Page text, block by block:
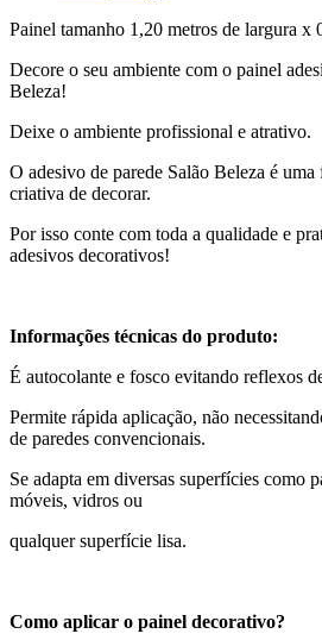
Painel tamanho 1,20 metros de largura x
Decore o seu ambiente com o painel
Beleza!
Deixe o ambiente profissional e atrativo.
O adesivo de parede Salão Beleza é
criativa de decorar.
Por isso conte com toda a qualidade e
adesivos decorativos!
Informações técnicas do produto:
É autocolante e fosco evitando reflexos
Permite rápida aplicação, não
de paredes convencionais.
Se adapta em diversas superfícies como
móveis, vidros ou
qualquer superfície lisa.
Como aplicar o painel decorativo?